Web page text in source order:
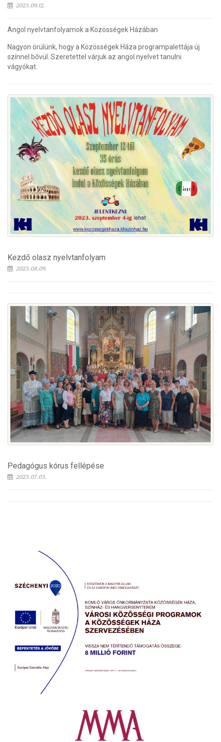
2023.09.12.
Angol nyelvtanfolyamok a Közösségek Házában
Nagyon örülünk, hogy a Közösségek Háza programpalettája új
színnel bővül. Szeretettel várjuk az angol nyelvet tanulni
vágyókat.
Kezdő olasz nyelvtanfolyam
2023.08.09.
Pedagógus kórus fellépése
2023.07.03.